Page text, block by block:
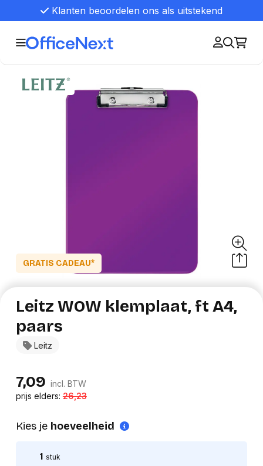
Klanten beoordelen ons als uitstekend
GRATIS CADEAU*
Leitz
Leitz WOW klemplaat, ft A4,
paars
7,09 incl. BTW
prijs elders:26,23
Kies je hoeveelheid
1 stuk